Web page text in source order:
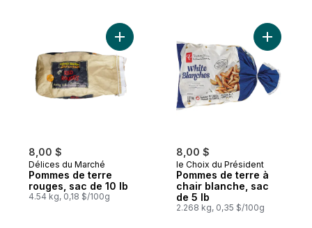
8,00 $
Délices du Marché
Pommes de terre
rouges, sac de 10 lb
4.54 kg, 0,18 $/100g
Ajouter Pommes de terre rouges, sac de
8,00 $
le Choix du Président
Pommes de terre à
chair blanche, sac
de 5 lb
2.268 kg, 0,35 $/100g
Ajouter